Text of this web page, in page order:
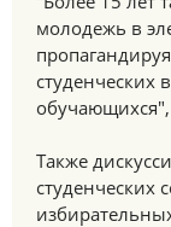
молодежь в
студенческих
Также
студенческих